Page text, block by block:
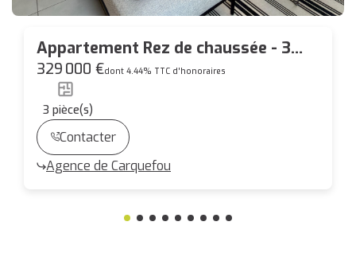
Appartement Rez de chaussée - 3
pièces - Bourg de Carquefou - 94m²
329 000 €dont 4.44% TTC d'honoraires
3 pièce(s)
Contacter
Agence de Carquefou